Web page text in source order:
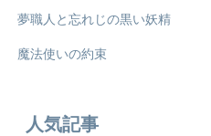
夢職人と忘れじの黒い妖精
魔法使いの約束
人気記事